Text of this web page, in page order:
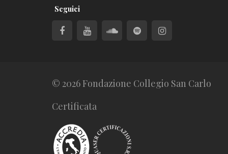
Seguici
© 2026 Fondazione Collegio San Carlo
Certificata